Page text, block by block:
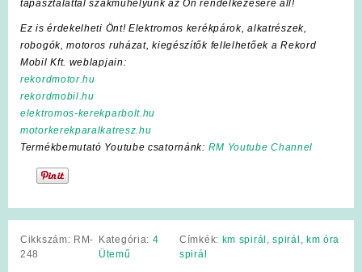
tapasztalattal szakműhelyünk az Ön rendelkezésére áll!
Ez is érdekelheti Önt! Elektromos kerékpárok, alkatrészek,
robogók, motoros ruházat, kiegészítők fellelhetőek a Rekord
Mobil Kft. weblapjain:
rekordmotor.hu
rekordmobil.hu
elektromos-kerekparbolt.hu
motorkerekparalkatresz.hu
Termékbemutató Youtube csatornánk: RM Youtube Channel
Cikkszám: RM-
248
Kategória: 4
Ütemű
Címkék: km spirál ,spirál , km óra
spirál